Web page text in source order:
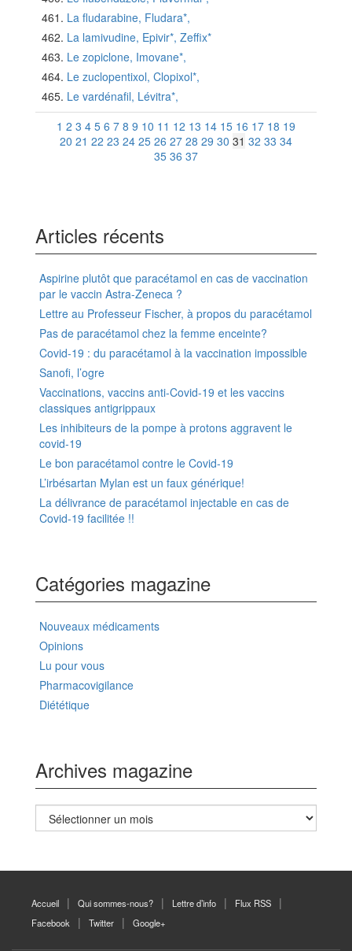
La fludarabine, Fludara*,
La lamivudine, Epivir*, Zeffix*
Le zopiclone, Imovane*,
Le zuclopentixol, Clopixol*,
Le vardénafil, Lévitra*,
1 2 3 4 5 6 7 8 9 10 11 12 13 14 15 16 17 18 19
20 21 22 23 24 25 26 27 28 29 30 31 32 33 34
35 36 37
Articles récents
Aspirine plutôt que paracétamol en cas de vaccination
par le vaccin Astra-Zeneca ?
Lettre au Professeur Fischer, à propos du paracétamol
Pas de paracétamol chez la femme enceinte?
Covid-19 : du paracétamol à la vaccination impossible
Sanofi, l’ogre
Vaccinations, vaccins anti-Covid-19 et les vaccins
classiques antigrippaux
Les inhibiteurs de la pompe à protons aggravent le
covid-19
Le bon paracétamol contre le Covid-19
L’irbésartan Mylan est un faux générique!
La délivrance de paracétamol injectable en cas de
Covid-19 facilitée !!
Catégories magazine
Nouveaux médicaments
Opinions
Lu pour vous
Pharmacovigilance
Diététique
Archives magazine
Archives
magazine
Accueil Qui sommes-nous? Lettre d’info
Flux RSS
Facebook
Twitter Google+